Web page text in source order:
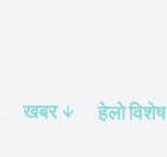
खबर हेलाे विशेष